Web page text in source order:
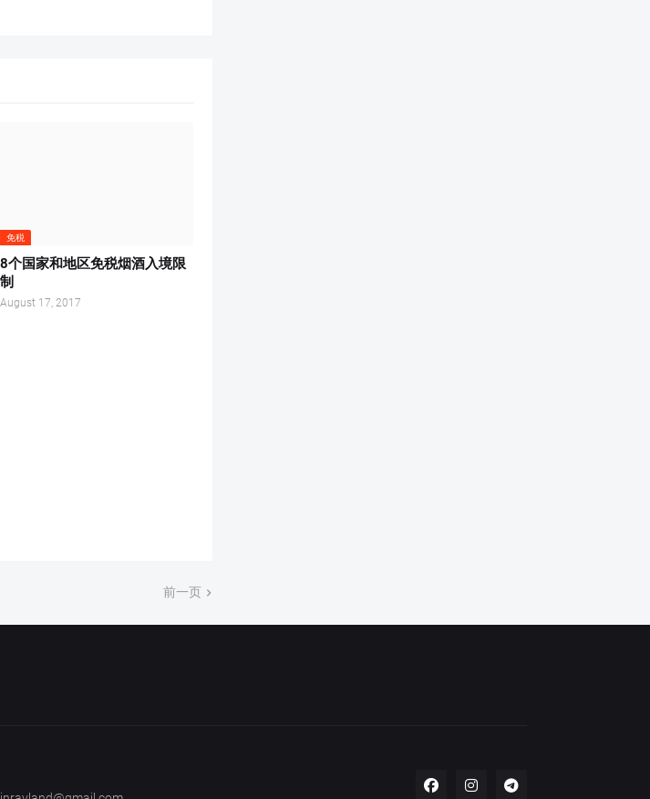
免税
8个国家和地区免税烟酒入境限
制
August 17, 2017
前一页